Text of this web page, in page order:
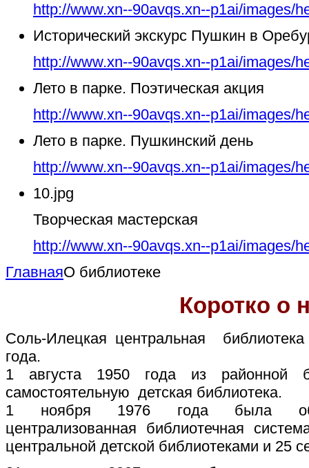
http://www.xn--90avqs.xn--p1ai/images/
Исторический экскурс Пушкин в
http://www.xn--90avqs.xn--p1ai/images/
Лето в парке. Поэтическая акция
http://www.xn--90avqs.xn--p1ai/images/
Лето в парке. Пушкинский день
http://www.xn--90avqs.xn--p1ai/images/
10.jpg
Творческая мастерская
http://www.xn--90avqs.xn--p1ai/images/
ГлавнаяО библиотеке
Коротко о
Соль-Илецкая центральная
года.
1 августа 1950 года из районной
самостоятельную детская библиотека.
1 ноября 1976 года была
централизованная библиотечная
центральной детской библиотеками и 25